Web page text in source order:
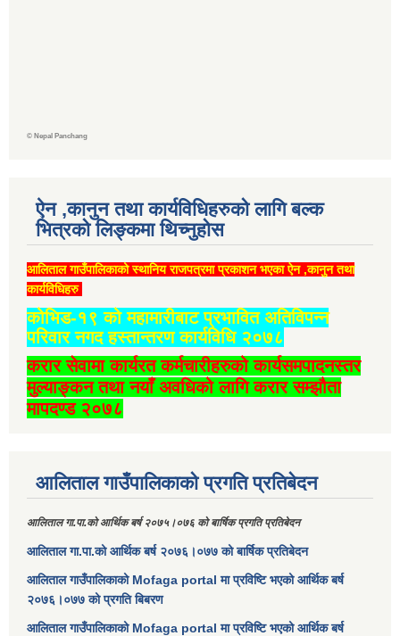
© Nepal Panchang
ऐन ,कानुन तथा कार्यविधिहरुको लागि बल्क
भित्रको लिङ्कमा थिच्‍नुहोस
आलिताल गाउँपालिकाको स्थानिय राजपत्रमा प्रकाशन भएका ऐन ,कानुन तथा
कार्यविधिहरु
कोभिड-१९ को महामारीबाट प्रभावित अतिविपन्न
परिवार नगद हस्तान्तरण कार्यविधि २०७८
करार सेवामा कार्यरत कर्मचारीहरुको कार्यसमपादनस्तर
मुल्याङ्कन तथा नयाँ अवधिको लागि करार सम्झौता
मापदण्ड २०७८
आलिताल गाउँपालिकाको प्रगति प्रतिबेदन
आलिताल गा.पा.को आर्थिक बर्ष २०७५।०७६ को बार्षिक प्रगति प्रतिबेदन
आलिताल गा.पा.को आर्थिक बर्ष २०७६।०७७ को बार्षिक प्रतिबेदन
आलिताल गाउँपालिकाको Mofaga portal मा प्रविष्टि भएको आर्थिक बर्ष
२०७६।०७७ को प्रगति बिबरण
आलिताल गाउँपालिकाको Mofaga portal मा प्रविष्टि भएको आर्थिक बर्ष